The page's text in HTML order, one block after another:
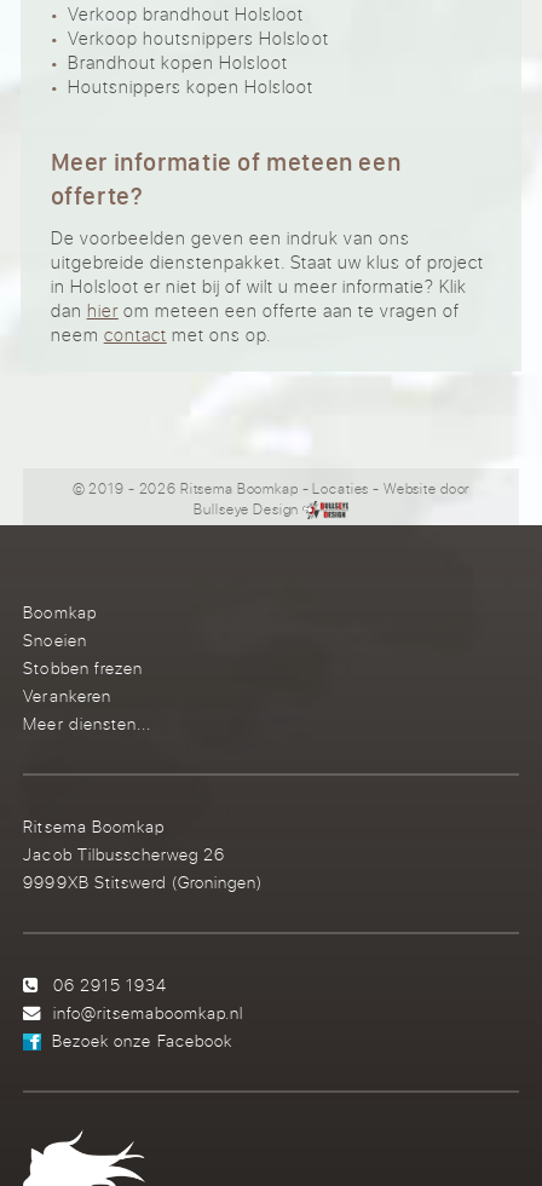
Verkoop brandhout Holsloot
Verkoop houtsnippers Holsloot
Brandhout kopen Holsloot
Houtsnippers kopen Holsloot
Meer informatie of meteen een
offerte?
De voorbeelden geven een indruk van ons
uitgebreide dienstenpakket. Staat uw klus of project
in Holsloot er niet bij of wilt u meer informatie? Klik
dan hierom meteen een offerte aan te vragen of
neem contact met ons op.
© 2019 - 2026 Ritsema Boomkap -Locaties - Website door
Bullseye Design
Boomkap
Snoeien
Stobben frezen
Verankeren
Meer diensten...
Ritsema Boomkap
Jacob Tilbusscherweg 26
9999XB Stitswerd (Groningen)
06 2915 1934
info@ritsemaboomkap.nl
Bezoek onze Facebook